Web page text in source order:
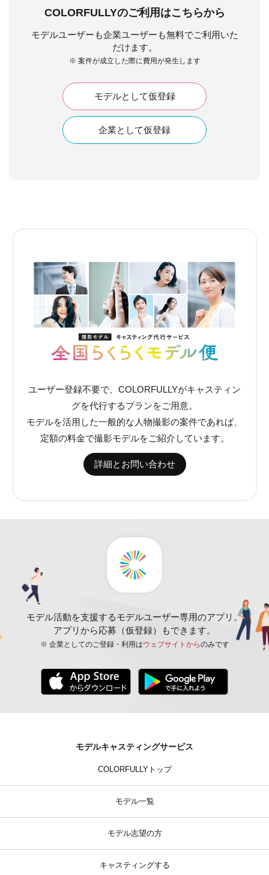
COLORFULLYのご利用はこちらから
モデルユーザーも企業ユーザーも無料でご利用いた
だけます。
※ 案件が成立した際に費用が発生します
モデルとして仮登録
企業として仮登録
ユーザー登録不要で、COLORFULLYがキャスティン
グを代行するプランをご用意。
モデルを活用した一般的な人物撮影の案件であれば、
定額の料金で撮影モデルをご紹介しています。
詳細とお問い合わせ
モデル活動を支援するモデルユーザー専用のアプリ。
アプリから応募（仮登録）もできます。
※ 企業としてのご登録・利用はウェブサイトからのみです
モデルキャスティングサービス
COLORFULLYトップ
モデル一覧
モデル志望の方
キャスティングする